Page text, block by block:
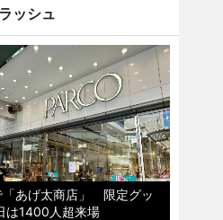
ッシュ
「あげ太商店」 限定グッ
は1400人超来場